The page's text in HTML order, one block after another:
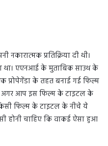
प्रतिक्रिया दी थी।
था। एएनआई के मुताबिक साउथ के
प्रोपेगेंडा के तहत बनाई गई फिल्म
अगर आप इस फिल्म के टाइटल के
फिल्म के टाइटल के नीचे ये
होनी चाहिए कि वाकई ऐसा हुआ